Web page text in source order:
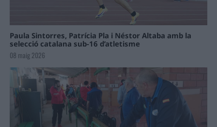
Paula Sintorres, Patrícia Pla i Néstor Altaba amb la
selecció catalana sub-16 d’atletisme
08 maig 2026